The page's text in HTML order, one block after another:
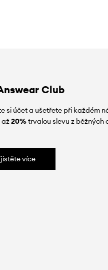
Club
si účet a ušetřete při každém
až20%trvalou slevu z běžných
více